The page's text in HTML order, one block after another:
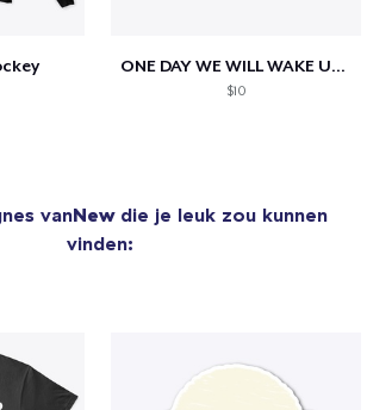
ONE DAY WE WILL WAKE UP TO HIS OBITUARY
$10
vanNewdie je leuk zou kunnen
vinden: